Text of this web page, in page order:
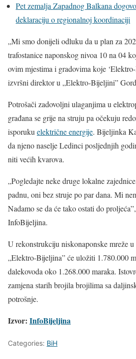
Pet zemalja Zapadnog Balkana
deklaraciju o regionalnoj koordinaciji
„Mi smo donijeli odluku da u plan za
trafostanice naponskog nivoa 10 na 04
ovim mjestima i gradovima koje
izvršni direktor u „Elektro-Bijeljini”
Potrošači zadovoljni ulaganjima u
građana se grije na struju pa očekuju
isporukuelektrične energije. Bijeljinka
da njeno naselje Ledinci posljednjih
niti većih kvarova.
„Pogledajte neke druge lokalne
padnu, oni bez struje po par dana. Mi
Nadamo se da će tako ostati do
InfoBijeljina.
U rekonstrukciju niskonaponske mreže
„Elektro-Bijeljina” će uložiti 1.780.000
dalekovoda oko 1.268.000 maraka.
zamjena starih brojila brojilima sa
potrošnje.
Izvor: InfoBijeljina
Categories: BiH